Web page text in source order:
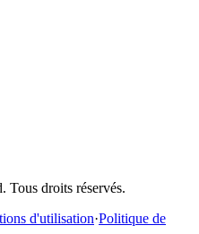
droits réservés.
d'utilisation·Politique de